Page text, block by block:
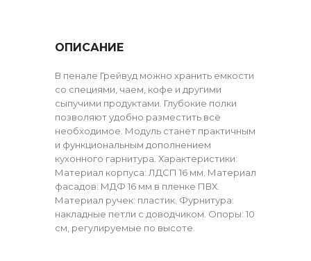
ОПИСАНИЕ
В пенале Грейвуд можно хранить емкости
со специями, чаем, кофе и другими
сыпучими продуктами. Глубокие полки
позволяют удобно разместить всё
необходимое. Модуль станет практичным
и функциональным дополнением
кухонного гарнитура. Характеристики:
Материал корпуса: ЛДСП 16 мм. Материал
фасадов: МДФ 16 мм в пленке ПВХ.
Материал ручек: пластик. Фурнитура:
накладные петли с доводчиком. Опоры: 10
см, регулируемые по высоте.